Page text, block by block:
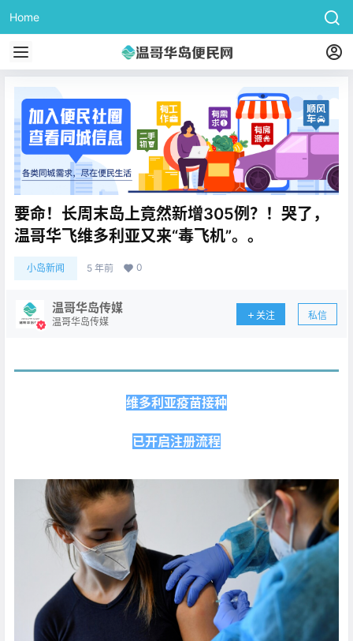
Home
要命！长周末岛上竟然新增305例？！哭了，
温哥华飞维多利亚又来“毒飞机”。。
小岛新闻 5 年前 0
温哥华岛传媒
温哥华岛传媒
关注 私信
维多利亚疫苗接种
已开启注册流程